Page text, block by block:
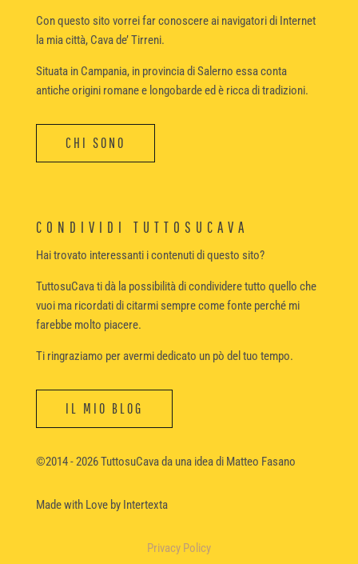
Con questo sito vorrei far conoscere ai navigatori di Internet
la mia città, Cava de’ Tirreni.
Situata in Campania, in provincia di Salerno essa conta
antiche origini romane e longobarde ed è ricca di tradizioni.
CHI SONO
CONDIVIDI TUTTOSUCAVA
Hai trovato interessanti i contenuti di questo sito?
TuttosuCava ti dà la possibilità di condividere tutto quello che
vuoi ma ricordati di citarmi sempre come fonte perché mi
farebbe molto piacere.
Ti ringraziamo per avermi dedicato un pò del tuo tempo.
IL MIO BLOG
©2014 - 2026 TuttosuCava da una idea di Matteo Fasano
Made with Love by Intertexta
Privacy Policy